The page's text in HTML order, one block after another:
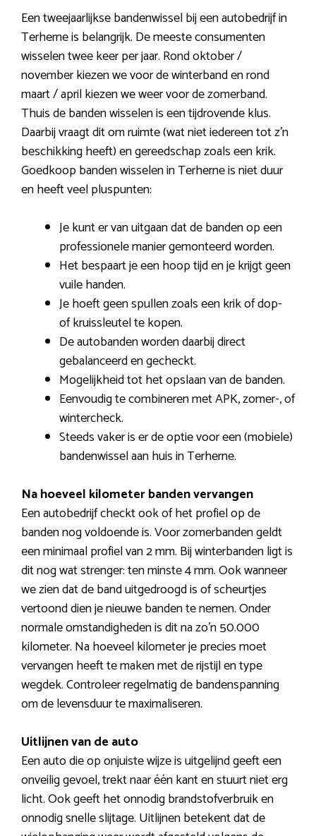
Een tweejaarlijkse bandenwissel bij een autobedrijf in
Terherne is belangrijk. De meeste consumenten
wisselen twee keer per jaar. Rond oktober /
november kiezen we voor de winterband en rond
maart / april kiezen we weer voor de zomerband.
Thuis de banden wisselen is een tijdrovende klus.
Daarbij vraagt dit om ruimte (wat niet iedereen tot z’n
beschikking heeft) en gereedschap zoals een krik.
Goedkoop banden wisselen in Terherne is niet duur
en heeft veel pluspunten:
Je kunt er van uitgaan dat de banden op een
professionele manier gemonteerd worden.
Het bespaart je een hoop tijd en je krijgt geen
vuile handen.
Je hoeft geen spullen zoals een krik of dop-
of kruissleutel te kopen.
De autobanden worden daarbij direct
gebalanceerd en gecheckt.
Mogelijkheid tot het opslaan van de banden.
Eenvoudig te combineren met APK, zomer-, of
wintercheck.
Steeds vaker is er de optie voor een (mobiele)
bandenwissel aan huis in Terherne.
Na hoeveel kilometer banden vervangen
Een autobedrijf checkt ook of het profiel op de
banden nog voldoende is. Voor zomerbanden geldt
een minimaal profiel van 2 mm. Bij winterbanden ligt is
dit nog wat strenger: ten minste 4 mm. Ook wanneer
we zien dat de band uitgedroogd is of scheurtjes
vertoond dien je nieuwe banden te nemen. Onder
normale omstandigheden is dit na zo’n 50.000
kilometer. Na hoeveel kilometer je precies moet
vervangen heeft te maken met de rijstijl en type
wegdek. Controleer regelmatig de bandenspanning
om de levensduur te maximaliseren.
Uitlijnen van de auto
Een auto die op onjuiste wijze is uitgelijnd geeft een
onveilig gevoel, trekt naar één kant en stuurt niet erg
licht. Ook geeft het onnodig brandstofverbruik en
onnodig snelle slijtage. Uitlijnen betekent dat de